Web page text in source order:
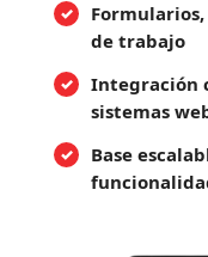
de trabajo
Integración
sistemas
Base